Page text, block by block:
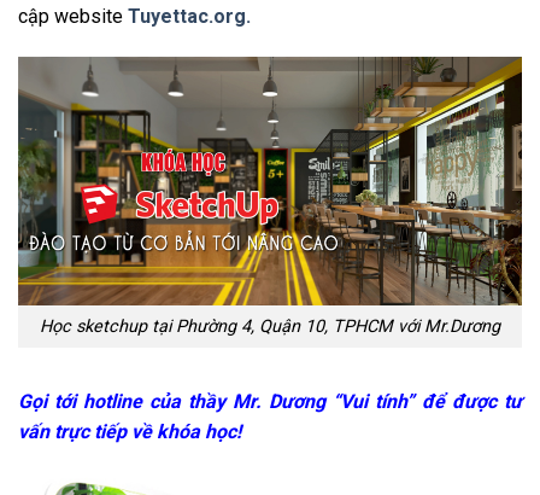
cập website Tuyettac.org.
Học sketchup tại Phường 4, Quận 10, TPHCM với Mr.Dương
Gọi tới hotline của thầy Mr. Dương “Vui tính” để được tư
vấn trực tiếp về khóa học!